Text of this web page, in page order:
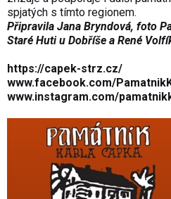
spjatých s tímto regionem.
Připravila Jana Bryndová, foto
Staré Huti u Dobříše a René
https://capek-strz.cz/
www.facebook.com/
www.instagram.com/